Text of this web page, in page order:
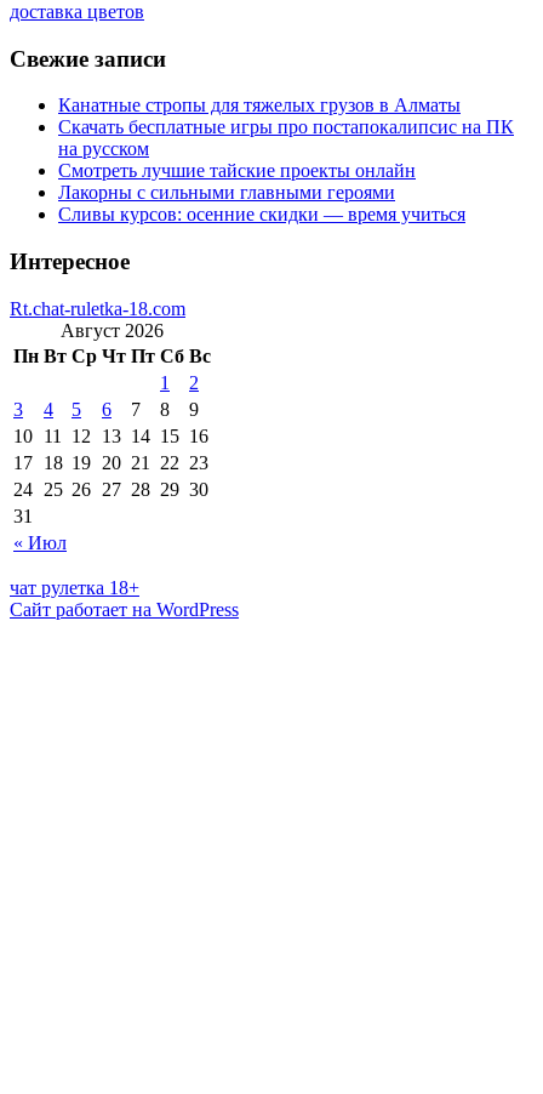
доставка цветов
Свежие записи
Канатные стропы для тяжелых грузов в Алматы
Скачать бесплатные игры про постапокалипсис на ПК
на русском
Смотреть лучшие тайские проекты онлайн
Лакорны с сильными главными героями
Сливы курсов: осенние скидки — время учиться
Интересное
Rt.chat-ruletka-18.com
Август 2026
Пн Вт Ср Чт Пт Сб Вс
« Июл
1
2
3
4 5 6 7 8
9
10 11 12 13 14 15 16
17 18 19 20 21 22 23
24 25 26 27 28 29 30
31
чат рулетка 18+
Сайт работает на WordPress